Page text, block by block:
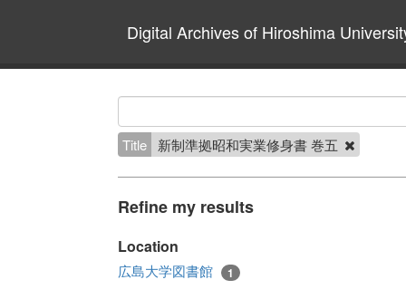
Digital Archives of Hiroshima
Title 新制準拠昭和実業修身書 巻五
Refine my results
Location
広島大学図書館 1